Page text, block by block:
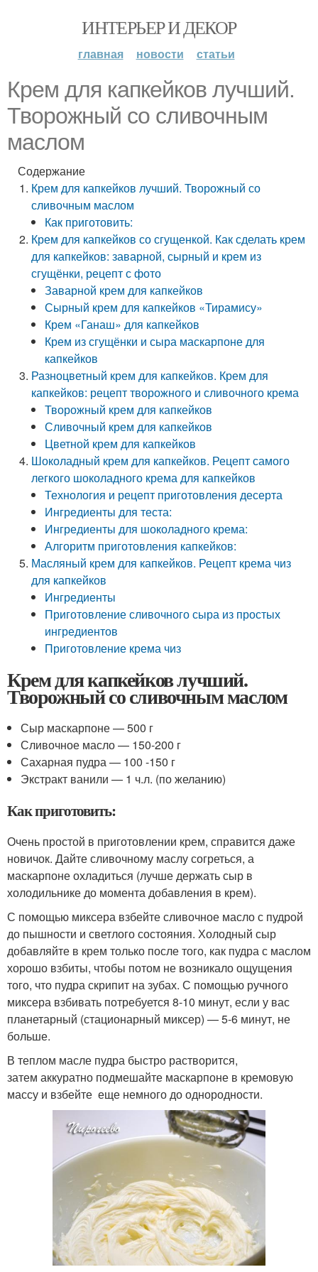
ИНТЕРЬЕР И ДЕКОР
главная новости статьи
Крем для капкейков лучший.
Творожный со сливочным
маслом
Содержание
Крем для капкейков лучший. Творожный со
сливочным маслом
Как приготовить:
Крем для капкейков со сгущенкой. Как сделать крем
для капкейков: заварной, сырный и крем из
сгущёнки, рецепт с фото
Заварной крем для капкейков
Сырный крем для капкейков «Тирамису»
Крем «Ганаш» для капкейков
Крем из сгущёнки и сыра маскарпоне для
капкейков
Разноцветный крем для капкейков. Крем для
капкейков: рецепт творожного и сливочного крема
Творожный крем для капкейков
Сливочный крем для капкейков
Цветной крем для капкейков
Шоколадный крем для капкейков. Рецепт самого
легкого шоколадного крема для капкейков
Технология и рецепт приготовления десерта
Ингредиенты для теста:
Ингредиенты для шоколадного крема:
Алгоритм приготовления капкейков:
Масляный крем для капкейков. Рецепт крема чиз
для капкейков
Ингредиенты
Приготовление сливочного сыра из простых
ингредиентов
Приготовление крема чиз
Крем для капкейков лучший.
Творожный со сливочным маслом
Сыр маскарпоне — 500 г
Сливочное масло — 150-200 г
Сахарная пудра — 100 -150 г
Экстракт ванили — 1 ч.л. (по желанию)
Как приготовить:
Очень простой в приготовлении крем, справится даже
новичок. Дайте сливочному маслу согреться, а
маскарпоне охладиться (лучше держать сыр в
холодильнике до момента добавления в крем).
С помощью миксера взбейте сливочное масло с пудрой
до пышности и светлого состояния. Холодный сыр
добавляйте в крем только после того, как пудра с маслом
хорошо взбиты, чтобы потом не возникало ощущения
того, что пудра скрипит на зубах. С помощью ручного
миксера взбивать потребуется 8-10 минут, если у вас
планетарный (стационарный миксер) — 5-6 минут, не
больше.
В теплом масле пудра быстро растворится,
затем аккуратно подмешайте маскарпоне в кремовую
массу и взбейте еще немного до однородности.